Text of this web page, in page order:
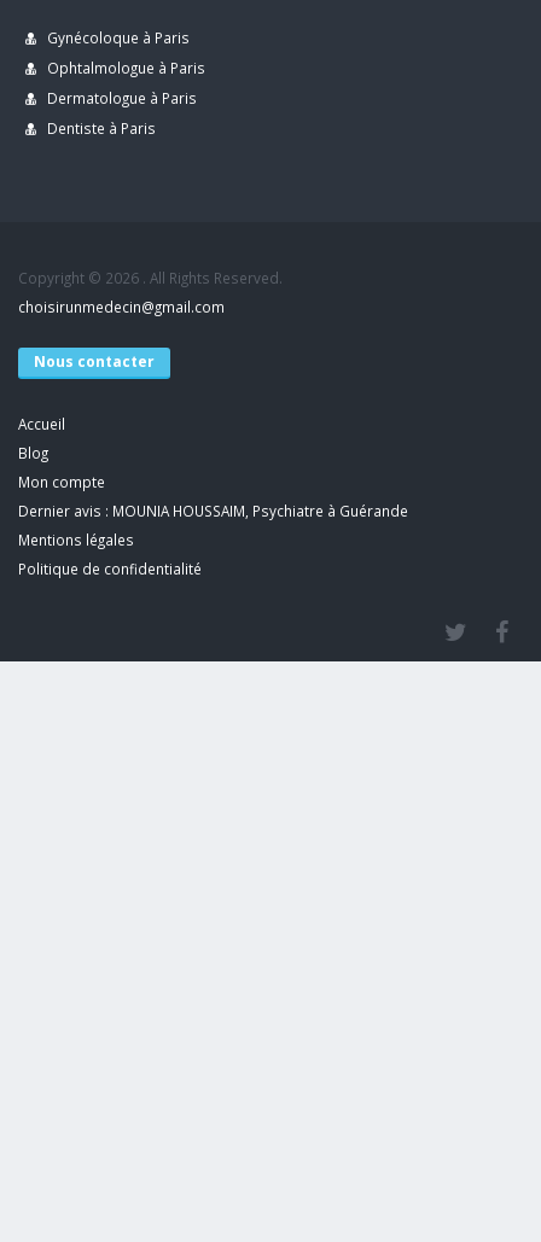
Gynécoloque à Paris
Ophtalmologue à Paris
Dermatologue à Paris
Dentiste à Paris
Copyright © 2026 . All Rights Reserved.
choisirunmedecin@gmail.com
Nous contacter
Accueil
Blog
Mon compte
Dernier avis : MOUNIA HOUSSAIM, Psychiatre à Guérande
Mentions légales
Politique de confidentialité